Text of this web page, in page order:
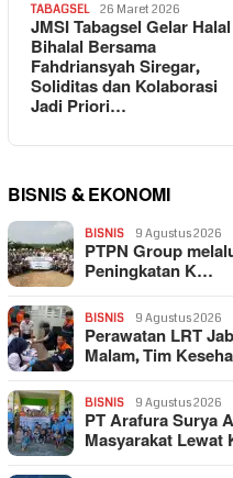
TABAGSEL 26 Maret 2026
JMSI Tabagsel Gelar Halal
Bihalal Bersama
Fahdriansyah Siregar,
Soliditas dan Kolaborasi
Jadi Priori…
BISNIS & EKONOMI
BISNIS 9 Agustus 2026
PTPN Group
Peningkatan K…
BISNIS 9 Agustus 2026
Perawatan LRT
Malam, Tim
BISNIS 9 Agustus 2026
PT Arafura Surya
Masyarakat